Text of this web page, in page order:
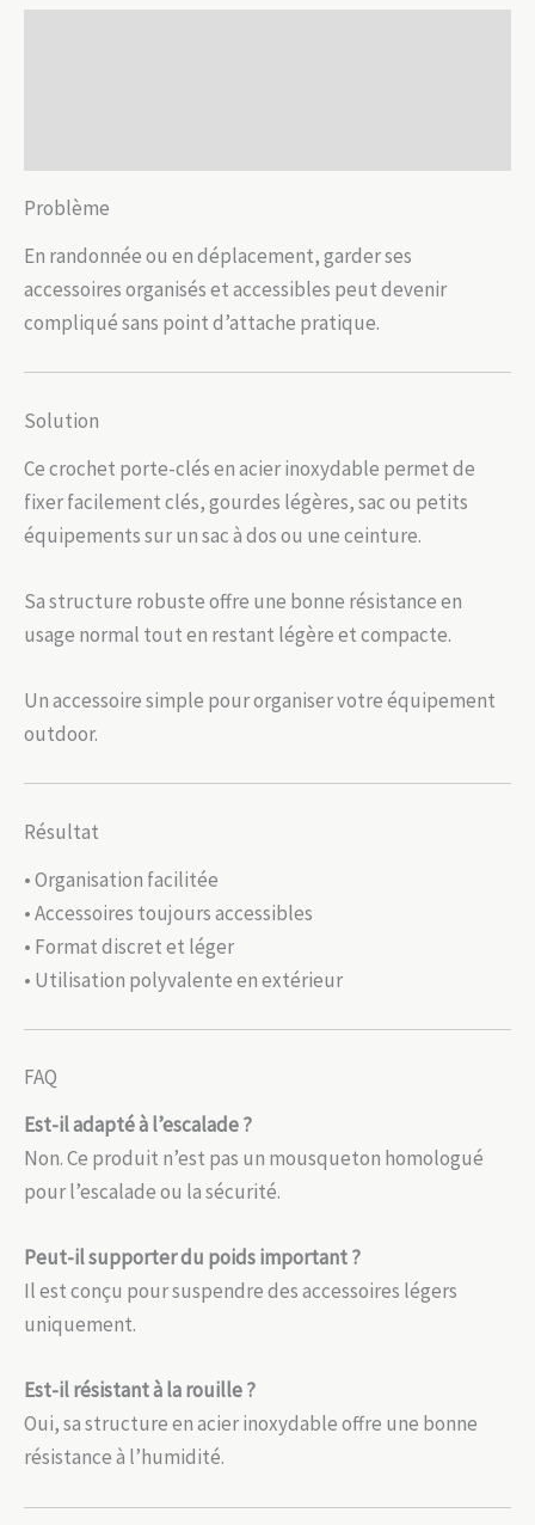
Problème
En randonnée ou en déplacement, garder ses
accessoires organisés et accessibles peut devenir
compliqué sans point d’attache pratique.
Solution
Ce crochet porte-clés en acier inoxydable permet de
fixer facilement clés, gourdes légères, sac ou petits
équipements sur un sac à dos ou une ceinture.
Sa structure robuste offre une bonne résistance en
usage normal tout en restant légère et compacte.
Un accessoire simple pour organiser votre équipement
outdoor.
Résultat
• Organisation facilitée
• Accessoires toujours accessibles
• Format discret et léger
• Utilisation polyvalente en extérieur
FAQ
Est-il adapté à l’escalade ?
Non. Ce produit n’est pas un mousqueton homologué
pour l’escalade ou la sécurité.
Peut-il supporter du poids important ?
Il est conçu pour suspendre des accessoires légers
uniquement.
Est-il résistant à la rouille ?
Oui, sa structure en acier inoxydable offre une bonne
résistance à l’humidité.